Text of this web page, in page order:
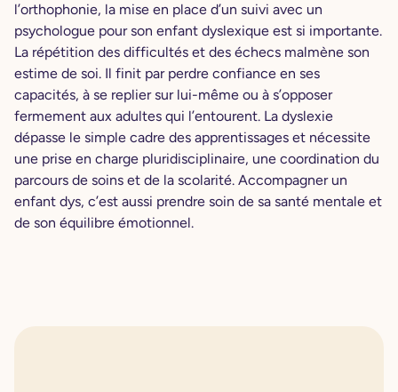
l’orthophonie, la mise en place d’un suivi avec un
psychologue pour son enfant dyslexique est si importante.
La répétition des difficultés et des échecs malmène son
estime de soi. Il finit par perdre confiance en ses
capacités, à se replier sur lui-même ou à s’opposer
fermement aux adultes qui l’entourent. La dyslexie
dépasse le simple cadre des apprentissages et nécessite
une prise en charge pluridisciplinaire, une coordination du
parcours de soins et de la scolarité. Accompagner un
enfant dys, c’est aussi prendre soin de sa santé mentale et
de son équilibre émotionnel.